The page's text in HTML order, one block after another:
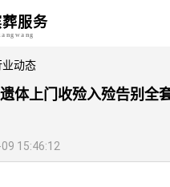
服务
业动态
体上门收殓入殓告别全
15:46:12